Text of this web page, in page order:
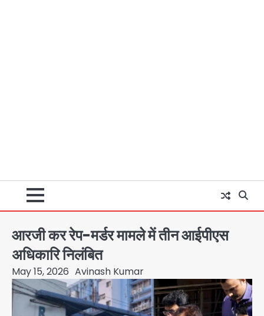
आरजी कर रेप-मर्डर मामले में तीन आईपीएस
अधिकारि निलंबित
May 15, 2026 Avinash Kumar